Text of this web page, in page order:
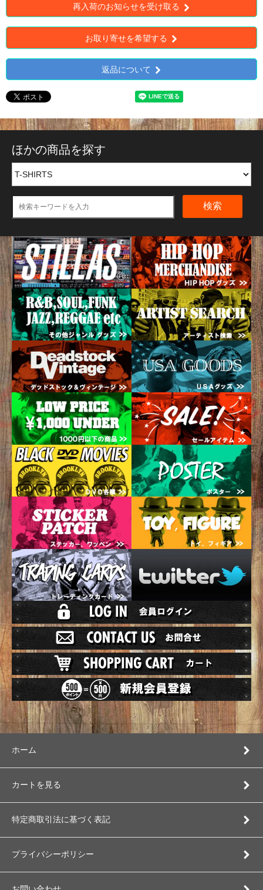
再入荷のお知らせを受け取る
お取り寄せを希望する
返品について
ほかの商品を探す
検索
ホーム
カートを見る
特定商取引法に基づく表記
プライバシーポリシー